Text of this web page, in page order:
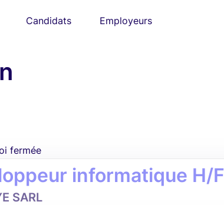
Candidats Employeurs
fermée
informatique H/F
SARL